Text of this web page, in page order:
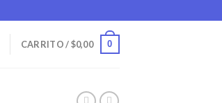
CARRITO /$0,00 0